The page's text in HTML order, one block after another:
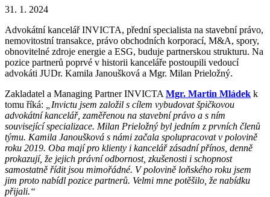
31. 1. 2024
Advokátní kancelář INVICTA, přední specialista na stavební právo,
nemovitostní transakce, právo obchodních korporací, M&A, spory,
obnovitelné zdroje energie a ESG, buduje partnerskou strukturu. Na
pozice partnerů poprvé v historii kanceláře postoupili vedoucí
advokáti JUDr. Kamila Janoušková a Mgr. Milan Prieložný.
Zakladatel a Managing Partner INVICTA Mgr. Martin Mládek k
tomu říká:
„Invictu jsem založil s cílem vybudovat špičkovou
advokátní kancelář, zaměřenou na stavební právo a s ním
související specializace. Milan Prieložný byl jedním z prvních členů
týmu. Kamila Janoušková s námi začala spolupracovat v polovině
roku 2019. Oba mají pro klienty i kancelář zásadní přínos, denně
prokazují, že jejich právní odbornost, zkušenosti i schopnost
samostatně řídit jsou mimořádné. V polovině loňského roku jsem
jim proto nabídl pozice partnerů. Velmi mne potěšilo, že nabídku
přijali.“